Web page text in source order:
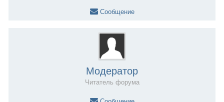
Сообщение
Модератор
Читатель форума